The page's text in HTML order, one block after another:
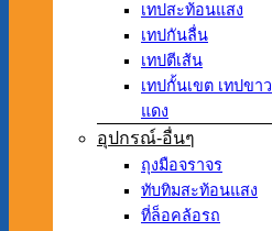
เทปสะท้อนแสง
เทปกันลื่น
เทปตีเส้น
เทปกั้นเขต เทปขาว
แดง
อุปกรณ์-อื่นๆ
ถุงมือจราจร
ทับทิมสะท้อนแสง
ที่ล็อคล้อรถ